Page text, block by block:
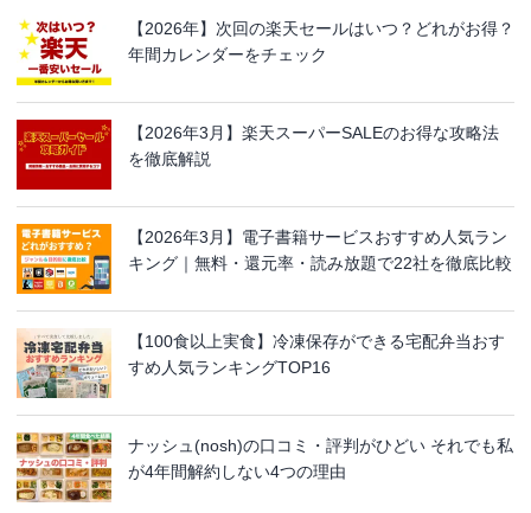
【2026年】次回の楽天セールはいつ？どれがお得？
年間カレンダーをチェック
【2026年3月】楽天スーパーSALEのお得な攻略法
を徹底解説
【2026年3月】電子書籍サービスおすすめ人気ラン
キング｜無料・還元率・読み放題で22社を徹底比較
【100食以上実食】冷凍保存ができる宅配弁当おす
すめ人気ランキングTOP16
ナッシュ(nosh)の口コミ・評判がひどい それでも私
が4年間解約しない4つの理由